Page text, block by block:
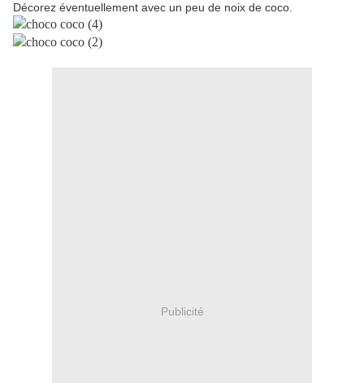
Décorez éventuellement avec un peu de noix de coco.
Publicité